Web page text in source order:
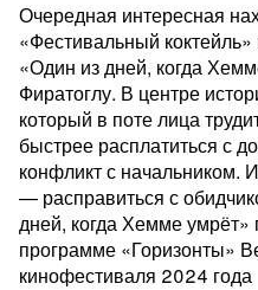
Очередная интересная
«Фестивальный
«Один из дней, когда
Фиратоглу. В центре
который в поте лица
быстрее расплатиться с
конфликт с начальником.
— расправиться с
дней, когда Хемме
программе «Горизонты»
кинофестиваля 2024 года